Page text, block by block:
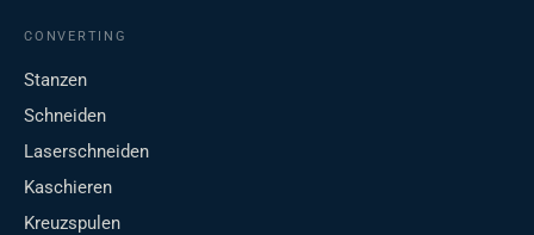
CONVERTING
Stanzen
Schneiden
Laserschneiden
Kaschieren
Kreuzspulen